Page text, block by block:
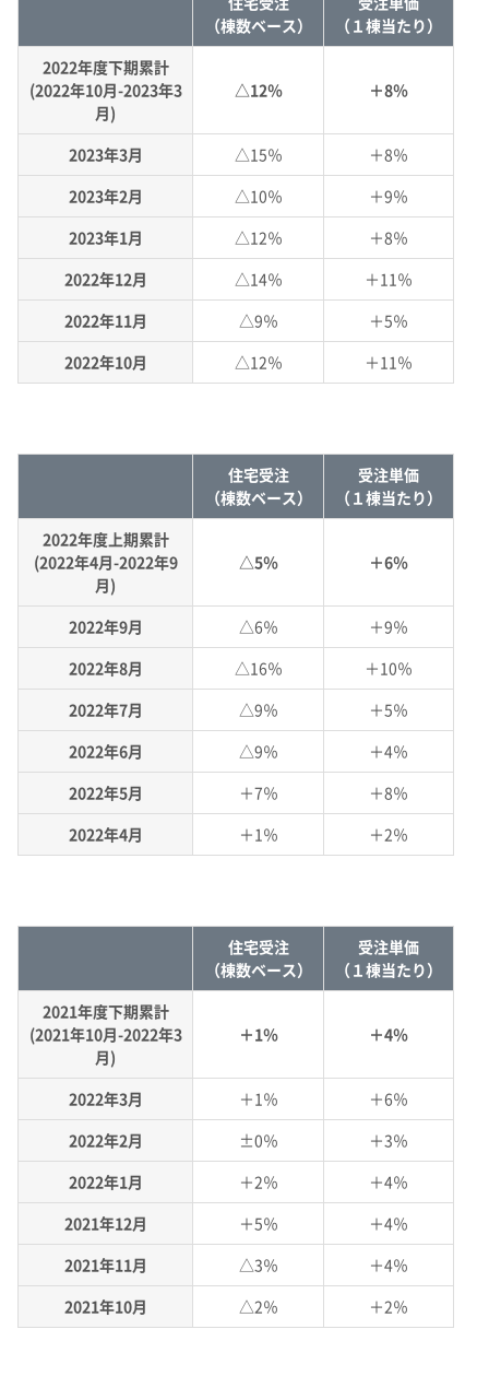
（棟数ベース）
（１棟当たり）
2022年度下期累計
(2022年10月-2023年3
月)
△12％ ＋8％
2023年3月 △15％
＋8％
2023年2月
△10％
＋9％
2023年1月
△12％
＋8％
2022年12月
△14％
＋11％
2022年11月
△9％
＋5％
2022年10月
△12％ ＋11％
住宅受注
（棟数ベース）
受注単価
（１棟当たり）
2022年度上期累計
(2022年4月-2022年9
月)
△5％ ＋6％
2022年9月 △6％
＋9％
2022年8月
△16％
＋10％
2022年7月
△9％
＋5％
2022年6月
△9％
＋4％
2022年5月
＋7％
＋8％
2022年4月
＋1％ ＋2％
住宅受注
（棟数ベース）
受注単価
（１棟当たり）
2021年度下期累計
(2021年10月-2022年3
月)
＋1％ ＋4％
2022年3月 ＋1％
＋6％
2022年2月
±0％
＋3％
2022年1月
＋2％
＋4％
2021年12月
＋5％
＋4％
2021年11月
△3％
＋4％
2021年10月
△2％ ＋2％